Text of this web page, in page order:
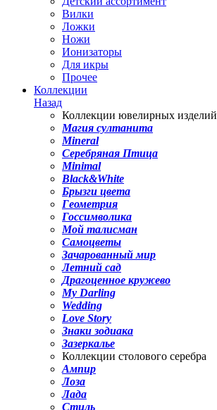
Вилки
Ложки
Ножи
Ионизаторы
Для икры
Прочее
Коллекции
Назад
Коллекции ювелирных изделий
Магия султанита
Mineral
Серебряная Птица
Minimal
Black&White
Брызги цвета
Геометрия
Госсимволика
Мой талисман
Самоцветы
Зачарованный мир
Летний сад
Драгоценное кружево
My Darling
Wedding
Love Story
Знаки зодиака
Зазеркалье
Коллекции столового серебра
Ампир
Лоза
Лада
Стиль